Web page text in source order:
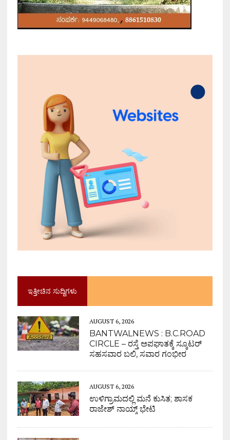
ಇತ್ತೀಚಿನ ಸುದ್ದಿಗಳು
AUGUST 6, 2026
BANTWALNEWS : B.C.ROAD
CIRCLE – ರಸ್ತೆ ಅಪಘಾತಕ್ಕೆ ಸ್ಕೂಟರ್
ಸಹಸವಾರ ಬಲಿ, ಸವಾರ ಗಂಭೀರ
AUGUST 6, 2026
ಉಳಿಗ್ರಾಮದಲ್ಲಿ ಮನೆ ಕುಸಿತ; ಶಾಸಕ
ರಾಜೇಶ್ ನಾಯ್ಕ್ ಭೇಟಿ